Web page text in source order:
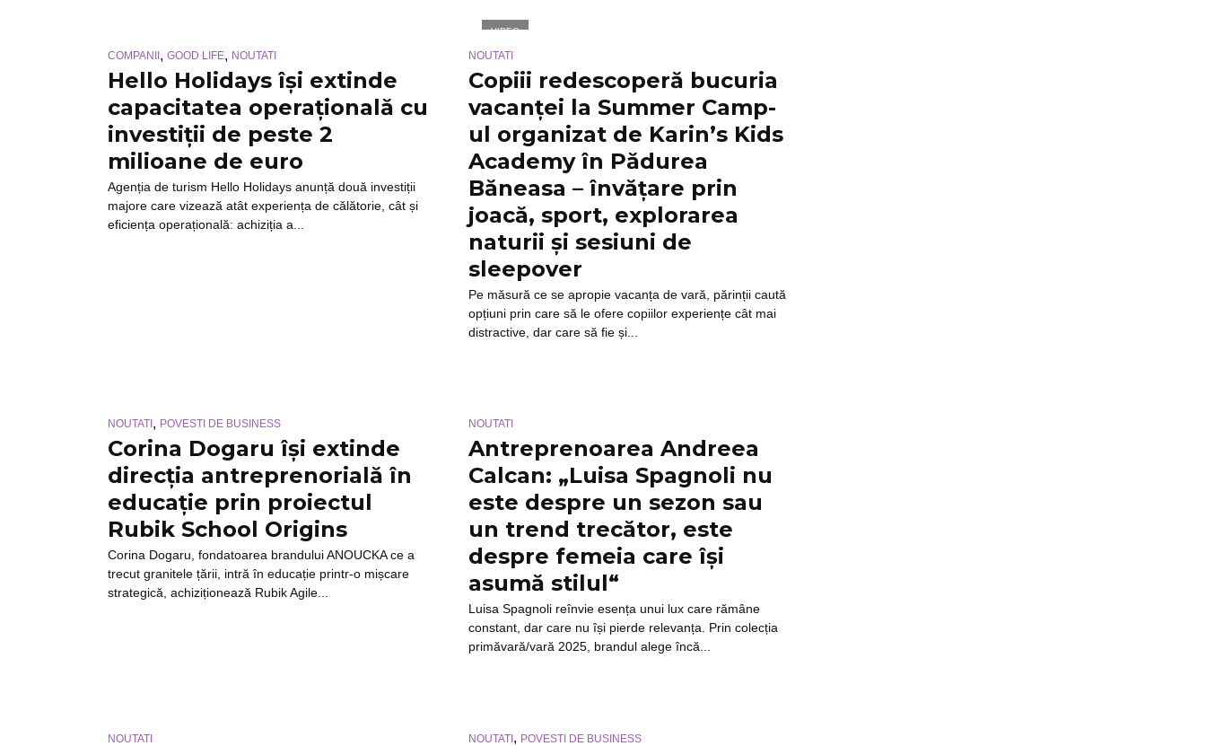
COMPANII , GOOD LIFE, NOUTATI
Hello Holidays își extinde
capacitatea operațională cu
investiții de peste 2
milioane de euro
Agenția de turism Hello Holidays anunță două investiții
majore care vizează atât experiența de călătorie, cât și
eficiența operațională: achiziția a...
VIDEO
NOUTATI
Copiii redescoperă bucuria
vacanței la Summer Camp-
ul organizat de Karin’s Kids
Academy în Pădurea
Băneasa – învățare prin
joacă, sport, explorarea
naturii și sesiuni de
sleepover
Pe măsură ce se apropie vacanța de vară, părinții caută
opțiuni prin care să le ofere copiilor experiențe cât mai
distractive, dar care să fie și...
NOUTATI , POVESTI DE BUSINESS
Corina Dogaru își extinde
direcția antreprenorială în
educație prin proiectul
Rubik School Origins
Corina Dogaru, fondatoarea brandului ANOUCKA ce a
trecut granitele țării, intră în educație printr-o mișcare
strategică, achiziționează Rubik Agile...
NOUTATI
Antreprenoarea Andreea
Calcan: „Luisa Spagnoli nu
este despre un sezon sau
un trend trecător, este
despre femeia care își
asumă stilul“
Luisa Spagnoli reînvie esența unui lux care rămâne
constant, dar care nu își pierde relevanța. Prin colecția
primăvară/vară 2025, brandul alege încă...
NOUTATI NOUTATI, POVESTI DE BUSINESS